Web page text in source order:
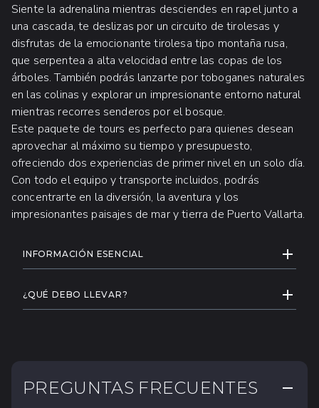
Siente la adrenalina mientras desciendes en rapel junto a
una cascada, te deslizas por un circuito de tirolesas y
disfrutas de la emocionante tirolesa tipo montaña rusa,
que serpentea a alta velocidad entre las copas de los
árboles. También podrás lanzarte por toboganes naturales
en las colinas y explorar un impresionante entorno natural
mientras recorres senderos por el bosque.
Este paquete de tours es perfecto para quienes desean
aprovechar al máximo su tiempo y presupuesto,
ofreciendo dos experiencias de primer nivel en un solo día.
Con todo el equipo y transporte incluidos, podrás
concentrarte en la diversión, la aventura y los
impresionantes paisajes de mar y tierra de Puerto Vallarta.
INFORMACIÓN ADICIONAL
INFORMACIÓN ESENCIAL
oficina de Check-in de Vallarta Adventures
al menos 30 minutos antes de la salida.
Estatura mínima: 1.2 m. Sin
excepciones, todos los niños serán
¿QUÉ DEBO LLEVAR?
zapatos
PREGUNTAS FRECUENTES